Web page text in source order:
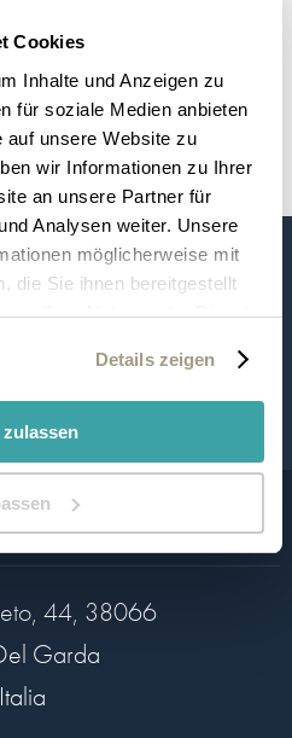
Cookies
Inhalte und Anzeigen zu
für soziale Medien anbieten
auf unsere Website zu
wir Informationen zu Ihrer
an unsere Partner für
Analysen weiter. Unsere
möglicherweise mit
die Sie ihnen bereitgestellt
Ihrer Nutzung der Dienste
Details zeigen
zulassen
44, 38066
Garda
Italia